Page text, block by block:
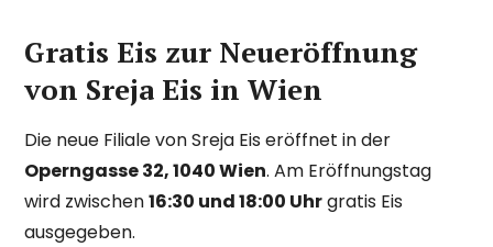
Gratis Eis zur Neueröffnung
von Sreja Eis in Wien
Die neue Filiale von Sreja Eis eröffnet in der
Operngasse 32, 1040 Wien. Am Eröffnungstag
wird zwischen16:30 und 18:00 Uhrgratis Eis
ausgegeben.